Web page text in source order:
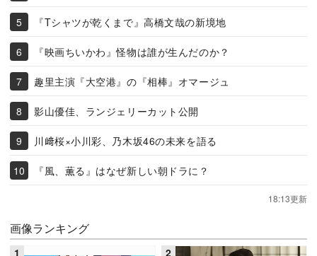
『Tシャツが乾くまで』高橋文哉の新境地
『映画ちいかわ』怪物は誰が生んだのか？
趣里主演『大空港』の『相棒』オマージュ
影山優佳、ランジェリーカット公開
川﨑桜×小川彩、乃木坂46の未来を語る
『風、薫る』はなぜ新しい朝ドラに？
18:13更新
画像ランキング